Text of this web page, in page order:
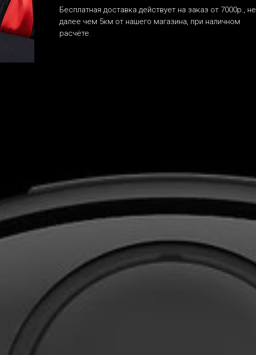
Бесплатная доставка действует на заказ от 7000р., не
далее чем 5км от нашего магазина, при наличном
расчёте.